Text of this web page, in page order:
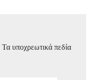
Τα υποχρεωτικά πεδία